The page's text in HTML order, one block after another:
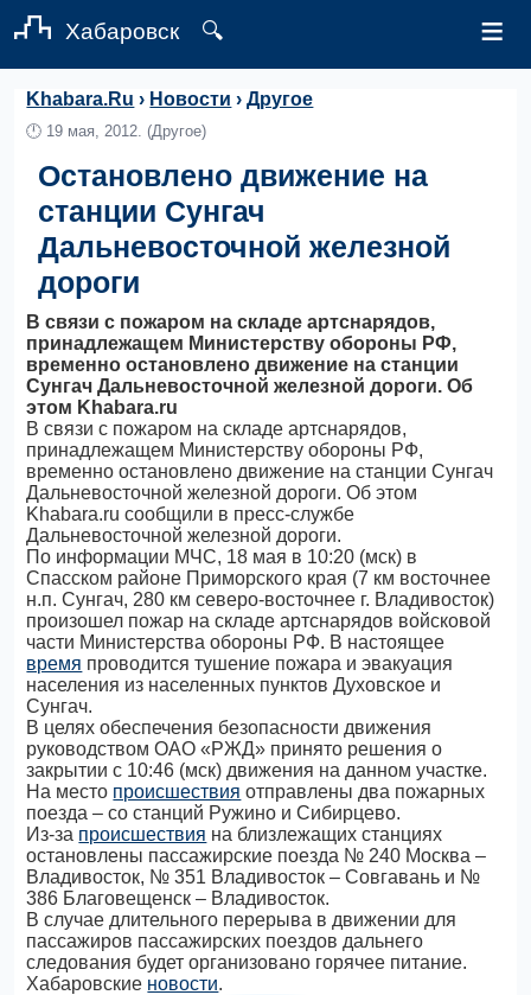
Хабаровск 🔍 ≡
Khabara.Ru › Новости ›Другое
🕛 19 мая, 2012. (Другое)
Остановлено движение на
станции Сунгач
Дальневосточной железной
дороги
В связи с пожаром на складе артснарядов,
принадлежащем Министерству обороны РФ,
временно остановлено движение на станции
Сунгач Дальневосточной железной дороги. Об
этом Khabara.ru
В связи с пожаром на складе артснарядов,
принадлежащем Министерству обороны РФ,
временно остановлено движение на станции Сунгач
Дальневосточной железной дороги. Об этом
Khabara.ru сообщили в пресс-службе
Дальневосточной железной дороги.
По информации МЧС, 18 мая в 10:20 (мск) в
Спасском районе Приморского края (7 км восточнее
н.п. Сунгач, 280 км северо-восточнее г. Владивосток)
произошел пожар на складе артснарядов войсковой
части Министерства обороны РФ. В настоящее
время проводится тушение пожара и эвакуация
населения из населенных пунктов Духовское и
Сунгач.
В целях обеспечения безопасности движения
руководством ОАО «РЖД» принято решения о
закрытии с 10:46 (мск) движения на данном участке.
На место происшествия отправлены два пожарных
поезда – со станций Ружино и Сибирцево.
Из-за происшествия на близлежащих станциях
остановлены пассажирские поезда № 240 Москва –
Владивосток, № 351 Владивосток – Совгавань и №
386 Благовещенск – Владивосток.
В случае длительного перерыва в движении для
пассажиров пассажирских поездов дальнего
следования будет организовано горячее питание.
Хабаровские новости.